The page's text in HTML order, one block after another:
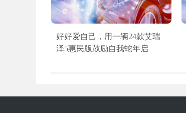
好好爱自己，用一辆24款艾瑞
泽5惠民版鼓励自我蛇年启